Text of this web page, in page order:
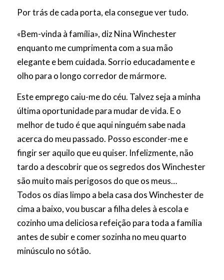
Por trás de cada porta, ela consegue ver tudo.
«Bem-vinda à família», diz Nina Winchester
enquanto me cumprimenta com a sua mão
elegante e bem cuidada. Sorrio educadamente e
olho para o longo corredor de mármore.
Este emprego caiu-me do céu. Talvez seja a minha
última oportunidade para mudar de vida. E o
melhor de tudo é que aqui ninguém sabe nada
acerca do meu passado. Posso esconder-me e
fingir ser aquilo que eu quiser. Infelizmente, não
tardo a descobrir que os segredos dos Winchester
são muito mais perigosos do que os meus…
Todos os dias limpo a bela casa dos Winchester de
cima a baixo, vou buscar a filha deles à escola e
cozinho uma deliciosa refeição para toda a família
antes de subir e comer sozinha no meu quarto
minúsculo no sótão.